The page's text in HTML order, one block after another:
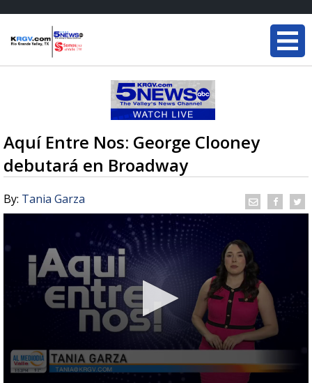
Aquí Entre Nos: George Clooney
debutará en Broadway
By: Tania Garza